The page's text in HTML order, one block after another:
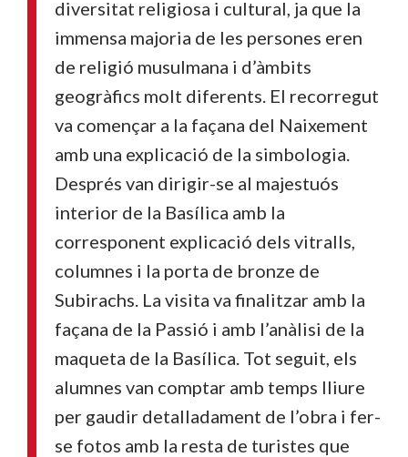
diversitat religiosa i cultural, ja que la
immensa majoria de les persones eren
de religió musulmana i d’àmbits
geogràfics molt diferents. El recorregut
va començar a la façana del Naixement
amb una explicació de la simbologia.
Després van dirigir-se al majestuós
interior de la Basílica amb la
corresponent explicació dels vitralls,
columnes i la porta de bronze de
Subirachs. La visita va finalitzar amb la
façana de la Passió i amb l’anàlisi de la
maqueta de la Basílica. Tot seguit, els
alumnes van comptar amb temps lliure
per gaudir detalladament de l’obra i fer-
se fotos amb la resta de turistes que